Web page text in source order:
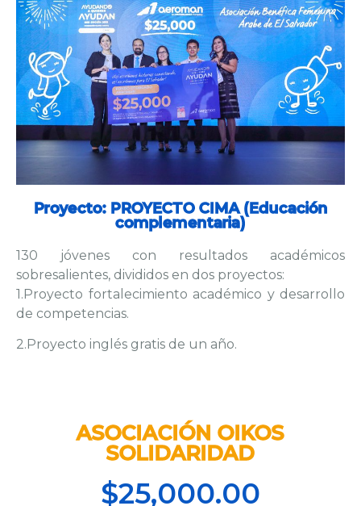
Proyecto: PROYECTO CIMA (Educación
complementaria)
130 jóvenes con resultados académicos
sobresalientes, divididos en dos proyectos:
1.Proyecto fortalecimiento académico y desarrollo
de competencias.
2.Proyecto inglés gratis de un año.
ASOCIACIÓN OIKOS
SOLIDARIDAD
$25,000.00